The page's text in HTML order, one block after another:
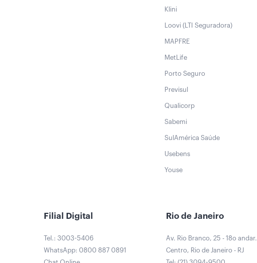
Klini
Loovi (LTI Seguradora)
MAPFRE
MetLife
Porto Seguro
Previsul
Qualicorp
Sabemi
SulAmérica Saúde
Usebens
Youse
Filial Digital
Tel.: 3003-5406
WhatsApp: 0800 887 0891
Rio de Janeiro
Av. Rio Branco, 25 - 18o andar.
Centro, Rio de Janeiro - RJ